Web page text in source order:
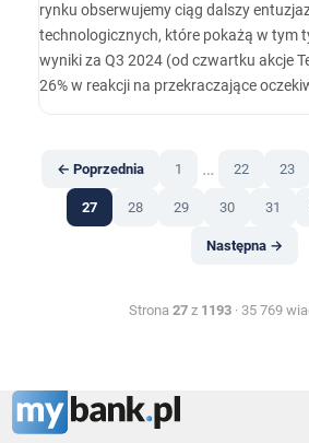
rynku obserwujemy ciąg dalszy
technologicznych, które pokażą w tym
wyniki za Q3 2024 (od czwartku akcje
26% w reakcji na przekraczające
infrastrukturę. S&P500 zyskuje na ten
Nasdaq rośnie o 0.…
← Poprzednia 1 … 22 23
27 28 29 30 31
Następna →
Strona 27z 1193· 35 769